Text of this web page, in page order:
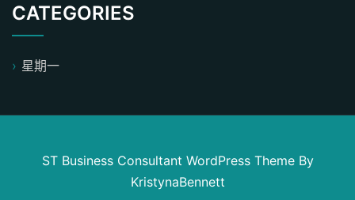
CATEGORIES
星期一
ST Business Consultant WordPress Theme By
KristynaBennett